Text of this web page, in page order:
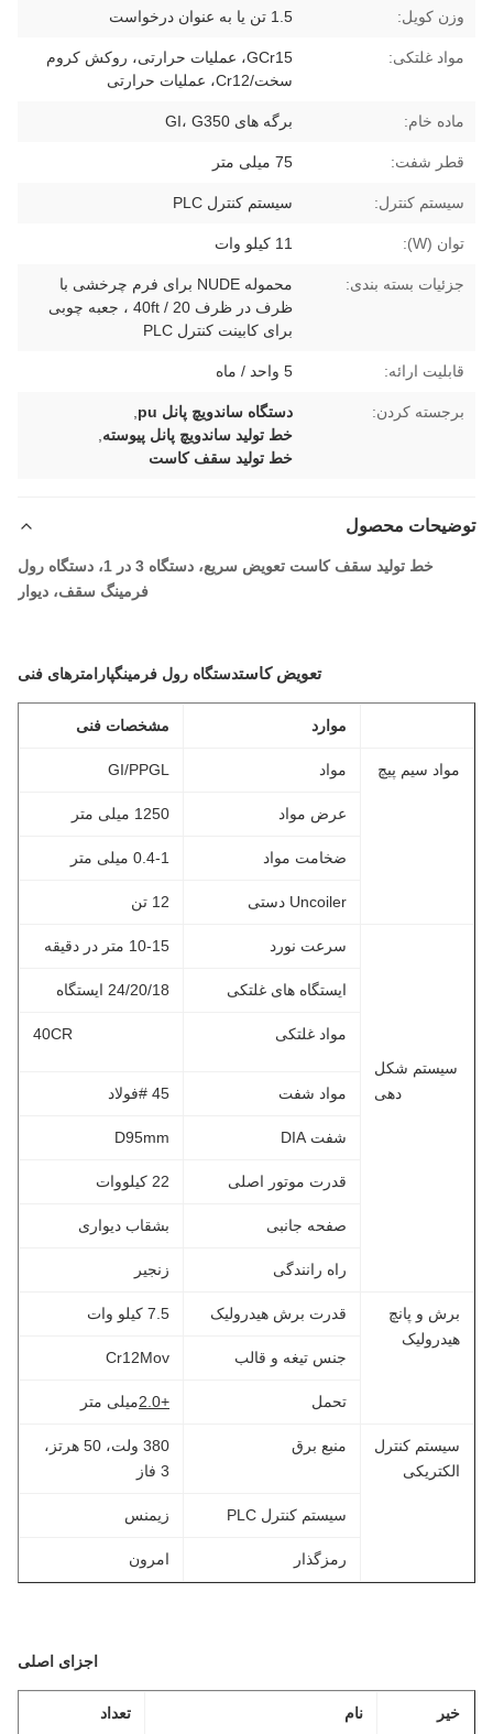
وزن کویل: 1.5 تن یا به عنوان درخواست
مواد غلتکی:
GCr15، عملیات حرارتی، روکش کروم
سخت/Cr12، عملیات حرارتی
ماده خام: برگه های GI، G350
قطر شفت: 75 میلی متر
سیستم کنترل: سیستم کنترل PLC
توان (W): 11 کیلو وات
جزئیات بسته بندی:
محموله NUDE برای فرم چرخشی با
ظرف در ظرف 20 / 40ft ، جعبه چوبی
برای کابینت کنترل PLC
قابلیت ارائه: 5 واحد / ماه
برجسته کردن: دستگاه ساندویچ پانل pu
خط تولید ساندویچ پانل پیوسته
خط تولید سقف کاست
توضیحات محصول
خط تولید سقف کاست تعویض سریع، دستگاه 3 در 1، دستگاه رول
فرمینگ سقف، دیوار
تعویض کاستدستگاه رول فرمینگپارامترهای فنی
موارد مشخصات فنی
مواد سیم پیچ مواد GI/PPGL
عرض مواد 1250 میلی متر
ضخامت مواد 0.4-1 میلی متر
Uncoiler دستی 12 تن
سیستم شکل
دهی
سرعت نورد 10-15 متر در دقیقه
ایستگاه های غلتکی 24/20/18 ایستگاه
مواد غلتکی 40CR
مواد شفت 45 #فولاد
شفت DIA D95mm
قدرت موتور اصلی 22 کیلووات
صفحه جانبی بشقاب دیواری
راه رانندگی زنجیر
برش و پانچ
هیدرولیک
قدرت برش هیدرولیک 7.5 کیلو وات
جنس تیغه و قالب Cr12Mov
تحمل +2.0 میلی متر
سیستم کنترل
الکتریکی
منبع برق
380 ولت، 50 هرتز،
3 فاز
سیستم کنترل PLC زیمنس
رمزگذار امرون
اجزای اصلی
خیر نام تعداد